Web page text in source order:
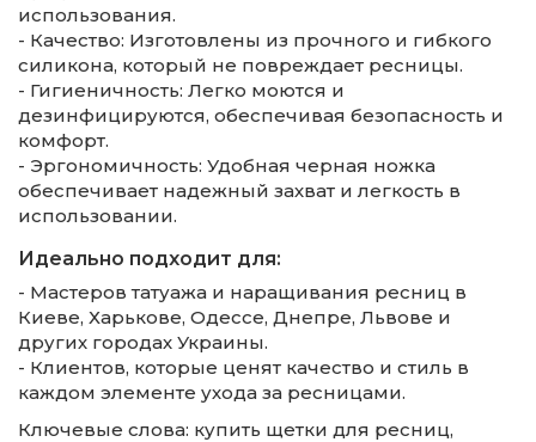
использования.
- Качество: Изготовлены из прочного и гибкого
силикона, который не повреждает ресницы.
- Гигиеничность: Легко моются и
дезинфицируются, обеспечивая безопасность и
комфорт.
- Эргономичность: Удобная черная ножка
обеспечивает надежный захват и легкость в
использовании.
Идеально подходит для:
- Мастеров татуажа и наращивания ресниц в
Киеве, Харькове, Одессе, Днепре, Львове и
других городах Украины.
- Клиентов, которые ценят качество и стиль в
каждом элементе ухода за ресницами.
Ключевые слова: купить щетки для ресниц,